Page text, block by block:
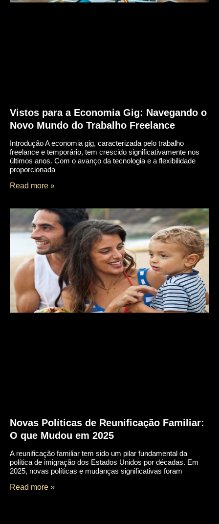
Vistos para a Economia Gig: Navegando o
Novo Mundo do Trabalho Freelance
Introdução A economia gig, caracterizada pelo trabalho
freelance e temporário, tem crescido significativamente nos
últimos anos. Com o avanço da tecnologia e a flexibilidade
proporcionada
Read more »
Novas Políticas de Reunificação Familiar:
O que Mudou em 2025
A reunificação familiar tem sido um pilar fundamental da
política de imigração dos Estados Unidos por décadas. Em
2025, novas políticas e mudanças significativas foram
Read more »